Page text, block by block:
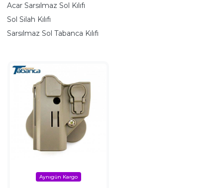
Acar Sarsılmaz Sol Kılıfı
Sol Silah Kılıfı
Sarsılmaz Sol Tabanca Kılıfı